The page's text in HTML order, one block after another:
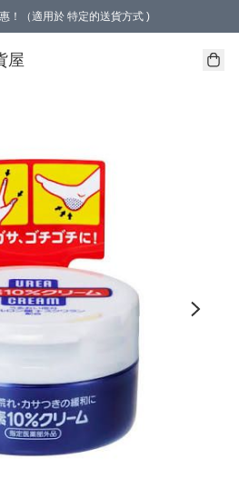
！（適用於 特定的送貨方式 )
屋